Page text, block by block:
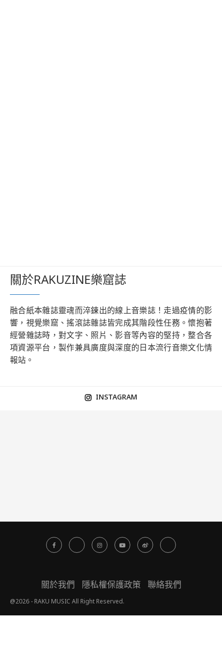
關於RAKUZINE樂窟誌
融合紙本雜誌靈魂而淬鍊出的線上音樂誌！走過疫情的影
響，視覺樂窟、搖滾誌雜誌皆完成其階段性任務。懷抱著
經營雜誌時，對文字、照片、影音等內容的堅持，整合各
項資源平台，製作兼具廣度與深度的日本流行音樂文化情
報站。
INSTAGRAM
關於我們 隱私權保護政策 聯絡我們
@2026 - RAKU MUSIC All Right Reserved.